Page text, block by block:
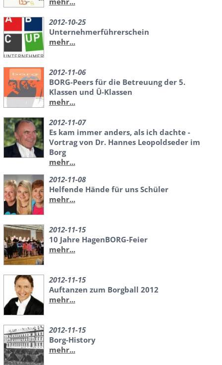
2012-10-25
Unternehmerführerschein
mehr...
2012-11-06
BORG-Peers für die Betreuung der 5.
Klassen und Ü-Klassen
mehr...
2012-11-07
Es kam immer anders, als ich dachte -
Vortrag von Dr. Hannes Leopoldseder im
Borg
mehr...
2012-11-08
Helfende Hände für uns Schüler
mehr...
2012-11-15
10 Jahre HagenBORG-Feier
mehr...
2012-11-15
Auftanzen zum Borgball 2012
mehr...
2012-11-15
Borg-History
mehr...